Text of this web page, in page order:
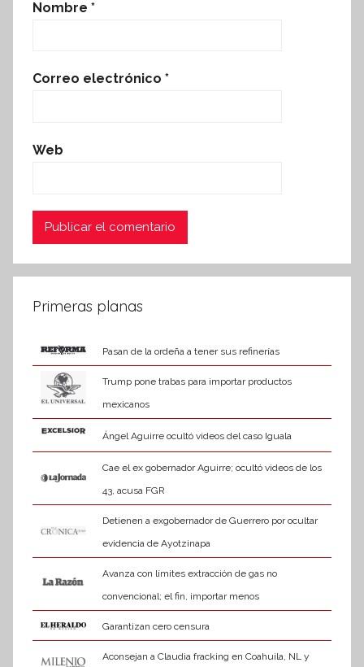
Nombre *
Correo electrónico *
Web
Primeras planas
Pasan de la ordeña a tener sus refinerías
Trump pone trabas para importar productos
mexicanos
Ángel Aguirre ocultó videos del caso Iguala
Cae el ex gobernador Aguirre; ocultó videos de los
43, acusa FGR
Detienen a exgobernador de Guerrero por ocultar
evidencia de Ayotzinapa
Avanza con límites extracción de gas no
convencional; el fin, importar menos
Garantizan cero censura
Aconsejan a Claudia fracking en Coahuila, NL y